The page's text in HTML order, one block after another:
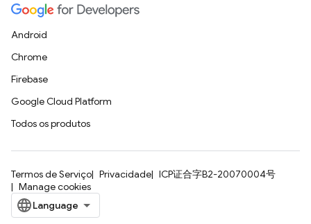
Android
Chrome
Firebase
Google Cloud Platform
Todos os produtos
Termos de Serviço Privacidade
ICP证合字B2-20070004号
Manage cookies